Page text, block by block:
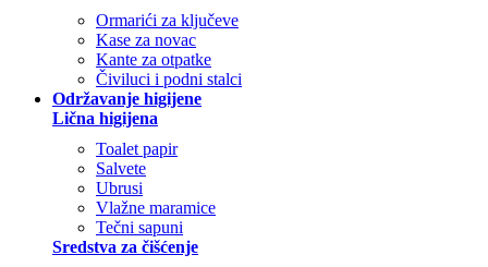
Ormarići za ključeve
Kase za novac
Kante za otpatke
Čiviluci i podni stalci
Održavanje higijene
Lična higijena
Toalet papir
Salvete
Ubrusi
Vlažne maramice
Tečni sapuni
Sredstva za čišćenje